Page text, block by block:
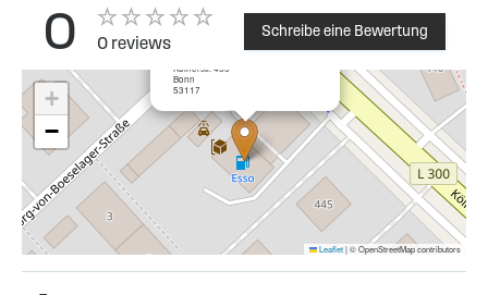
0 0 reviews
Schreibe eine Bewertung
Kölnerstr. 455
Bonn
53117
×
+
−
Leaflet|© OpenStreetMap contributors